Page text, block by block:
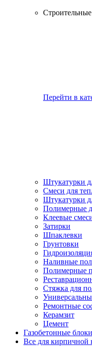
Перейти в
Штукатурки
Смеси для
Штукатурки
Полимерные
Клеевые
Затирки
Шпаклевки
Грунтовки
Наливные
Полимерные
Стяжка для
Ремонтные
Керамзит
Цемент
Газобетонные блоки
Все для кирпичной